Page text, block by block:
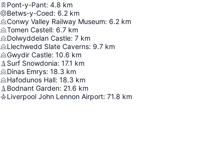
Pont-y-Pant: 4.8 km
Betws-y-Coed: 6.2 km
Conwy Valley Railway Museum: 6.2 km
Tomen Castell: 6.7 km
Dolwyddelan Castle: 7 km
Llechwedd Slate Caverns: 9.7 km
Gwydir Castle: 10.6 km
Surf Snowdonia: 17.1 km
Dinas Emrys: 18.3 km
Hafodunos Hall: 18.3 km
Bodnant Garden: 21.6 km
Liverpool John Lennon Airport: 71.8 km